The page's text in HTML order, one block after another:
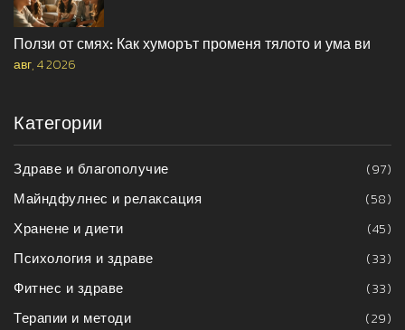
Ползи от смях: Как хуморът променя тялото и ума ви
авг, 4 2026
Категории
Здраве и благополучие
(97)
Майндфулнес и релаксация
(58)
Хранене и диети
(45)
Психология и здраве
(33)
Фитнес и здраве
(33)
Терапии и методи
(29)